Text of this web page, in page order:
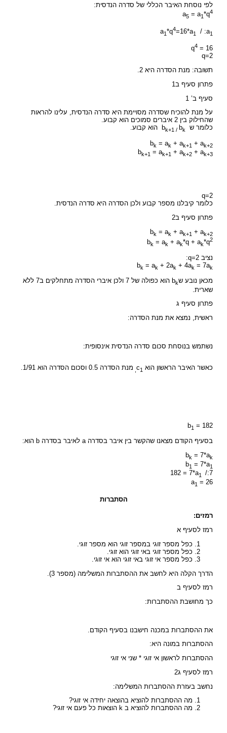
לפי נוסחת האיבר הכללי של סדרה הנדסית:
a5 = a1*q4
a1*q4=16*a1 / :a1
q4 = 16
q=2
תשובה: מנת הסדרה היא 2.
פתרון סעיף ב1
סעיף ב’ 1
על מנת להוכיח שסדרה מסויימת היא סדרה הנדסית, עלינו להראות
שהחילוק בין 2 איברים סמוכים הוא קבוע.
כלומר ש b
k+1 /bk הוא קבוע.
bk = ak + ak+1 + ak+2
bk+1 = ak+1 + ak+2 + ak+3
q=2
כלומר קיבלנו מספר קבוע ולכן הסדרה היא סדרה הנדסית.
פתרון סעיף ב2
bk = ak + ak+1 + ak+2
bk = ak + ak*q + ak*q2
נציב q=2:
bk = ak + 2ak + 4ak = 7ak
מכאן נובע שbk
הוא כפולה של 7 ולכן איברי הסדרה מתחלקים ב7 ללא
שארית.
פתרון סעיף ג
ראשית, נמצא את מנת הסדרה:
נשתמש בנוסחת סכום סדרה הנדסית אינסופית:
כאשר האיבר הראשון הוא c 1, מנת הסדרה 0.5 וסכום הסדרה הוא 1/91.
b1 = 182
בסעיף הקודם מצאנו שהקשר בין איבר בסדרה a לאיבר בסדרה b הוא:
bk = 7*ak
b1 = 7*a1
182 = 7*a1
/:7
a1 = 26
הסתברות
רמזים:
רמז לסעיף א
כפל מספר זוגי במספר זוגי הוא מספר זוגי.
כפל מספר זוגי באי זוגי הוא זוגי.
כפל מספר אי זוגי באי זוגי הוא אי זוגי.
הדרך הקלה היא לחשב את ההסתברות המשלימה (מספר 3).
רמז לסעיף ב
כך מחושבת ההסתברות:
את ההסתברות במכנה חישבנו בסעיף הקודם.
ההסתברות במונה היא:
ההסתברות לראשון אי זוגי * שני אי זוגי
רמז לסעיף ג2
נחשב בעזרת ההסתברות המשלימה:
מה ההסתברות להוציא בהוצאה יחידה אי זוגי?
מה ההסתברות להוציא ב k הוצאות כל פעם אי זוגי?